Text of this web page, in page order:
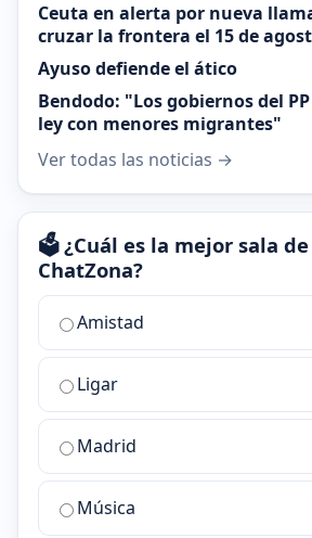
Ceuta en alerta por nueva
cruzar la frontera el 15 de
Ayuso defiende el ático
Bendodo: "Los gobiernos del
ley con menores migrantes"
Ver todas las noticias →
🗳️ ¿Cuál es la mejor sala
ChatZona?
¿Cuál
la
mejor
sala
chat
ChatZona?
Amistad
Ligar
Madrid
Música